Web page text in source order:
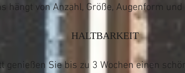
hängt von Anzahl, Größe, Augenform
HALTBARKEIT
genießen Sie bis zu 3 Wochen einen